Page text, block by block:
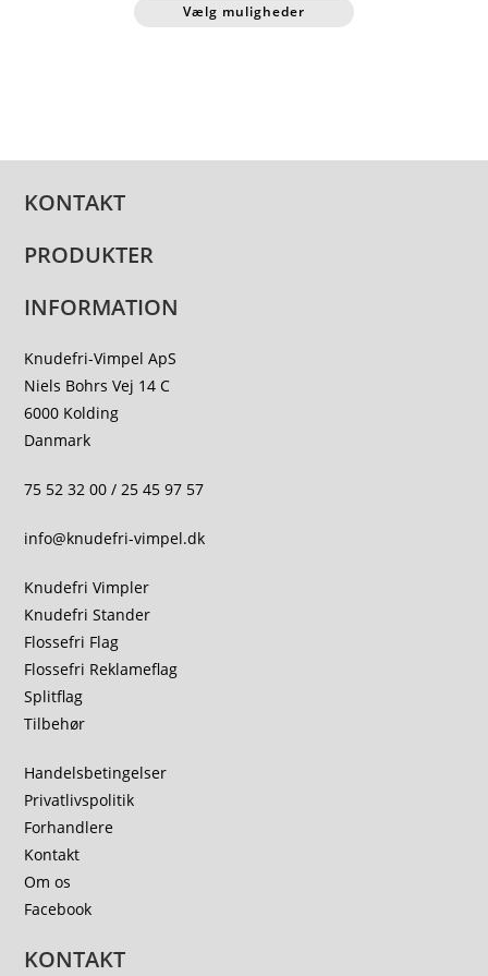
Vælg muligheder
KONTAKT
PRODUKTER
INFORMATION
Knudefri-Vimpel ApS
Niels Bohrs Vej 14 C
6000 Kolding
Danmark
75 52 32 00 / 25 45 97 57
info@knudefri-vimpel.dk
Knudefri Vimpler
Knudefri Stander
Flossefri Flag
Flossefri Reklameflag
Splitflag
Tilbehør
Handelsbetingelser
Privatlivspolitik
Forhandlere
Kontakt
Om os
Facebook
KONTAKT